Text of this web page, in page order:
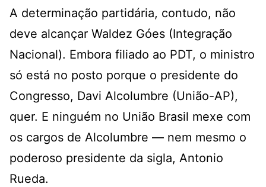
A determinação partidária, contudo, não
deve alcançar Waldez Góes (Integração
Nacional). Embora filiado ao PDT, o ministro
só está no posto porque o presidente do
Congresso, Davi Alcolumbre (União-AP),
quer. E ninguém no União Brasil mexe com
os cargos de Alcolumbre — nem mesmo o
poderoso presidente da sigla, Antonio
Rueda.